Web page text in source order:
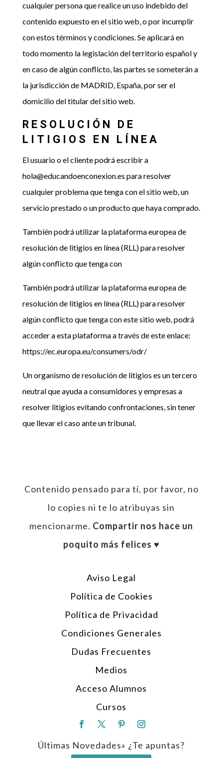
cualquier persona que realice un uso indebido del
contenido expuesto en el sitio web, o por incumplir
con estos términos y condiciones. Se aplicará en
todo momento la legislación del territorio español y
en caso de algún conflicto, las partes se someterán a
la jurisdicción de MADRID, España, por ser el
domicilio del titular del sitio web.
RESOLUCIÓN DE
LITIGIOS EN LÍNEA
El usuario o el cliente podrá escribir a
hola@educandoenconexion.es para resolver
cualquier problema que tenga con el sitio web, un
servicio prestado o un producto que haya comprado.
También podrá utilizar la plataforma europea de
resolución de litigios en línea (RLL) para resolver
algún conflicto que tenga con
También podrá utilizar la plataforma europea de
resolución de litigios en línea (RLL) para resolver
algún conflicto que tenga con este sitio web, podrá
acceder a esta plataforma a través de este enlace:
https://ec.europa.eu/consumers/odr/
Un organismo de resolución de litigios es un tercero
neutral que ayuda a consumidores y empresas a
resolver litigios evitando confrontaciones, sin tener
que llevar el caso ante un tribunal.
Contenido pensado para tí, por favor, no
lo copies ni te lo atribuyas sin
mencionarme. Compartir nos hace un
poquito más felices ♥︎
Aviso Legal
Política de Cookies
Política de Privacidad
Condiciones Generales
Dudas Frecuentes
Medios
Acceso Alumnos
Cursos
Últimas Novedades» ¿Te apuntas?